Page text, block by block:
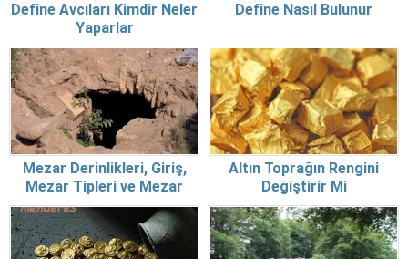
Define Avcıları Kimdir Neler
Yaparlar
Define Nasıl Bulunur
Mezar Derinlikleri, Giriş,
Mezar Tipleri ve Mezar
Eşyaları
Altın Toprağın Rengini
Değiştirir Mi